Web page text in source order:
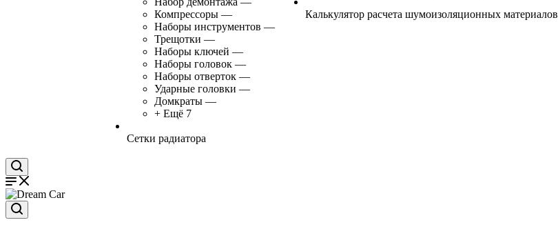
Компрессоры —
Наборы инструментов —
Трещотки —
Наборы ключей —
Наборы головок —
Наборы отверток —
Ударные головки —
Домкраты —
+ Ещё 7
Сетки радиатора
Калькулятор расчета шумоизоляционных материалов